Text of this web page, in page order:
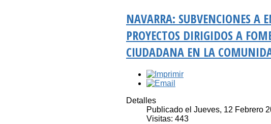
NAVARRA: SUBVENCIONES A
PROYECTOS DIRIGIDOS A
CIUDADANA EN LA
Detalles
Publicado el Jueves, 12 Febrero
Visitas: 443